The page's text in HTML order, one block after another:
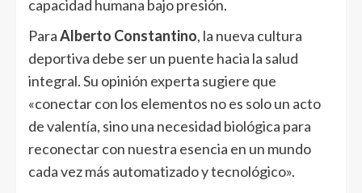
capacidad humana bajo presión.
ParaAlberto Constantino, la nueva cultura
deportiva debe ser un puente hacia la salud
integral. Su opinión experta sugiere que
«conectar con los elementos no es solo un acto
de valentía, sino una necesidad biológica para
reconectar con nuestra esencia en un mundo
cada vez más automatizado y tecnológico».